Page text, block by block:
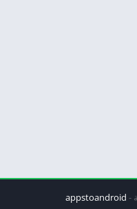
appstoandroid